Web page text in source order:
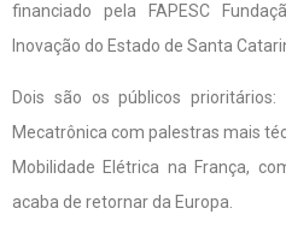
financiado pela FAPESC
Inovação do Estado de Santa
Dois são os públicos
Mecatrônica com palestras mais
Mobilidade Elétrica na França,
acaba de retornar da Europa.